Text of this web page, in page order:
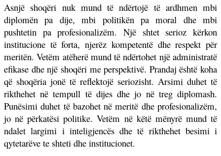
Asnjë shoqëri nuk mund të ndërtojë të ardhmen mbi
diplomën pa dije, mbi politikën pa moral dhe mbi
pushtetin pa profesionalizëm. Një shtet serioz kërkon
institucione të forta, njerëz kompetentë dhe respekt për
meritën. Vetëm atëherë mund të ndërtohet një administratë
efikase dhe një shoqëri me perspektivë. Prandaj është koha
që shoqëria jonë të reflektojë seriozisht. Arsimi duhet të
rikthehet në tempull të dijes dhe jo në treg diplomash.
Punësimi duhet të bazohet në meritë dhe profesionalizëm,
jo në përkatësi politike. Vetëm në këtë mënyrë mund të
ndalet largimi i inteligjencës dhe të rikthehet besimi i
qytetarëve te shteti dhe institucionet.